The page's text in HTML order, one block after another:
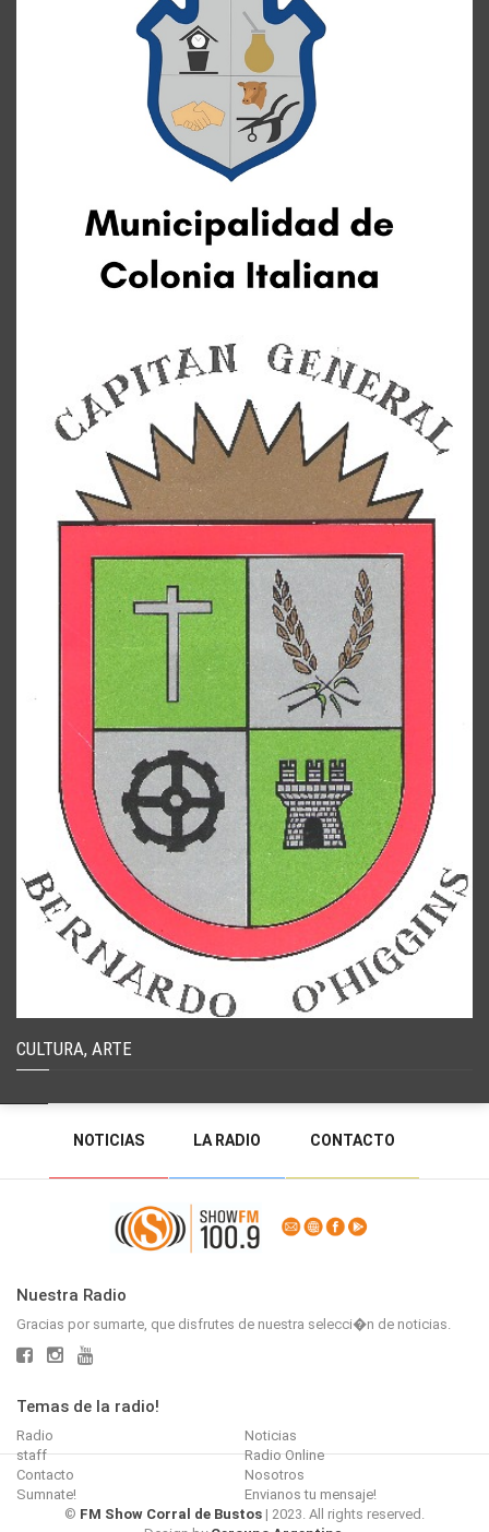
CULTURA, ARTE
NOTICIAS LA RADIO CONTACTO
PROGRAMACIÓN RADIO EN VIVO
DEJAR MENSAJE
Nuestra Radio
Gracias por sumarte, que disfrutes de nuestra selecci�n de noticias.
Temas de la radio!
Radio
Noticias
staff
Radio Online
Contacto
Nosotros
Sumnate!
Envianos tu mensaje!
© FM Show Corral de Bustos | 2023. All rights reserved.